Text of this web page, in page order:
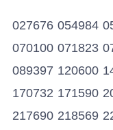
027676 054984
070100 071823
089397 120600
170732 171590
217690 218569